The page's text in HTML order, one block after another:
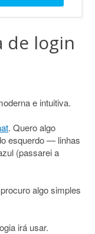
de login
e intuitiva.
. Quero algo
esquerdo — linhas
(passarei a
algo simples
irá usar.